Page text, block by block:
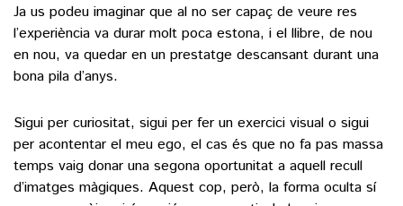
Ja us podeu imaginar que al no ser capaç de veure res
l’experiència va durar molt poca estona, i el llibre, de nou
en nou, va quedar en un prestatge descansant durant una
bona pila d’anys.
Sigui per curiositat, sigui per fer un exercici visual o sigui
per acontentar el meu ego, el cas és que no fa pas massa
temps vaig donar una segona oportunitat a aquell recull
d’imatges màgiques. Aquest cop, però, la forma oculta sí